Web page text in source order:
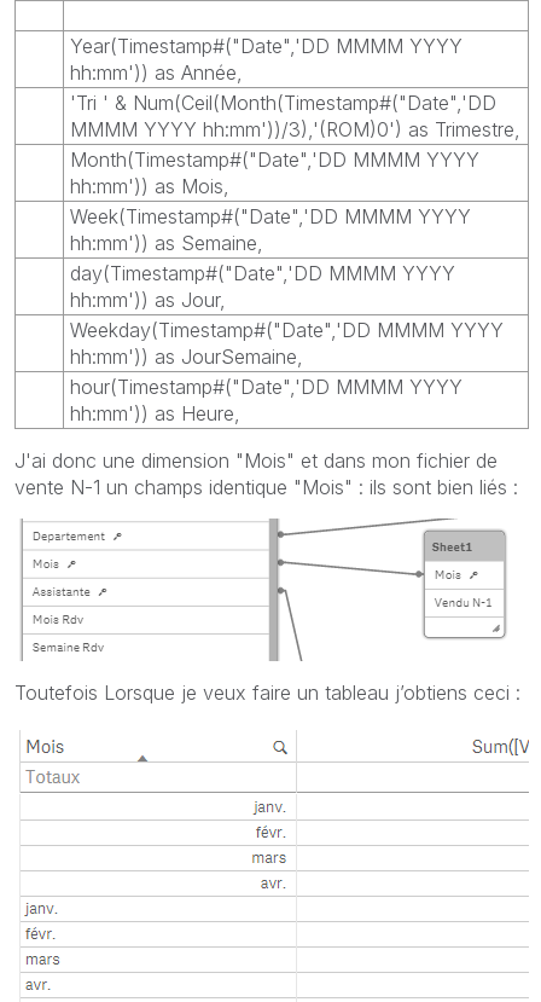
Year(Timestamp#("Date",'DD MMMM YYYY
hh:mm')) as Année,
'Tri ' & Num(Ceil(Month(Timestamp#("Date",'DD
MMMM YYYY hh:mm'))/3),'(ROM)0') as Trimestre,
Month(Timestamp#("Date",'DD MMMM YYYY
hh:mm')) as Mois,
Week(Timestamp#("Date",'DD MMMM YYYY
hh:mm')) as Semaine,
day(Timestamp#("Date",'DD MMMM YYYY
hh:mm')) as Jour,
Weekday(Timestamp#("Date",'DD MMMM YYYY
hh:mm')) as JourSemaine,
hour(Timestamp#("Date",'DD MMMM YYYY
hh:mm')) as Heure,
J'ai donc une dimension "Mois" et dans mon fichier de
vente N-1 un champs identique "Mois" : ils sont bien liés :
Toutefois Lorsque je veux faire un tableau j’obtiens ceci :